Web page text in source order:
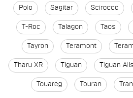
Polo Sagitar Scirocco
T-Roc Talagon Taos
Tayron Teramont
Tharu XR Tiguan Tiguan
Touareg Touran